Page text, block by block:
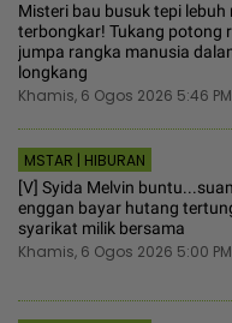
Misteri bau busuk tepi lebuh
terbongkar! Tukang potong
jumpa rangka manusia
longkang
Khamis, 6 Ogos 2026 5:46 PM
MSTAR | HIBURAN
[V] Syida Melvin
enggan bayar hutang
syarikat milik bersama
Khamis, 6 Ogos 2026 5:00 PM